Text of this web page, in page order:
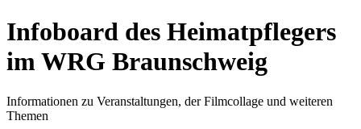
Infoboard des Heimatpflegers
im WRG Braunschweig
Informationen zu Veranstaltungen, der Filmcollage und weiteren
Themen